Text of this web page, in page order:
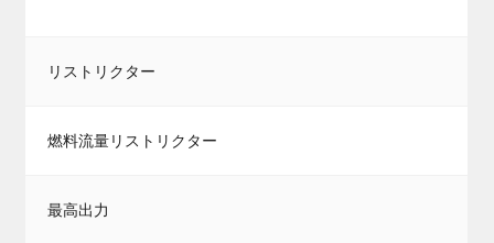
リストリクター
燃料流量リストリクター
最高出力